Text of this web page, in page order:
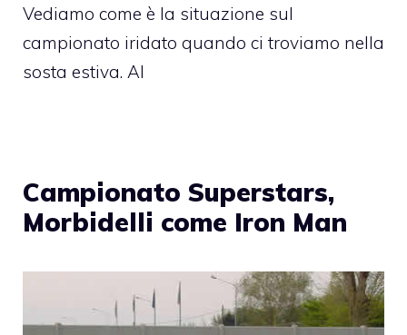
Vediamo come è la situazione sul
campionato iridato quando ci troviamo nella
sosta estiva. Al
Campionato Superstars,
Morbidelli come Iron Man